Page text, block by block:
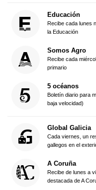
Educación
Recibe cada lunes
la Educación
Somos Agro
Recibe cada
primario
5 océanos
Boletín diario para
baja velocidad)
Global Galicia
Cada viernes, un
gallegos en el
A Coruña
Recibe de lunes a
destacada de A